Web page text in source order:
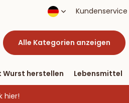
Zahlung per PayPalKundenservice
Alle Kategorien anzeigen
Wurst herstellen Lebensmittel
hier!